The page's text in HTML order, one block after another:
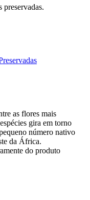
preservadas.
as flores mais
gira em torno
número nativo
da África.
do produto